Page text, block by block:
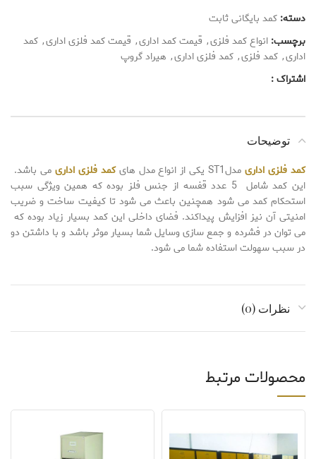
دسته: کمد بایگانی ثابت
برچسب: انواع کمد فلزی, قیمت کمد اداری, قیمت کمد فلزی اداری, کمد
اداری, کمد فلزی, کمد فلزی اداری, هیراد گروپ
اشتراک :
توضیحات
کمد فلزی اداری مدلST1 یکی از انواع مدل های کمد فلزی اداری می باشد.
این کمد شامل 5 عدد قفسه از جنس فلز بوده که همین ویژگی سبب
استحکام کمد می شود همچنین باعث می شود تا کیفیت ساخت و ضریب
امنیتی آن نیز افزایش پیداکند. فضای داخلی این کمد بسیار زیاد بوده که
می توان در فشرده و جمع سازی وسایل شما بسیار موثر باشد و با داشتن دو
در سبب سهولت استفاده شما می شود.
نظرات (0)
محصولات مرتبط